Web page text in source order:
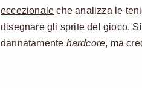
eccezionale che analizza le
disegnare gli sprite del gioco.
dannatamente hardcore, ma